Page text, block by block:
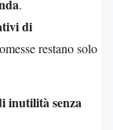
.
di
restano solo
inutilità senza